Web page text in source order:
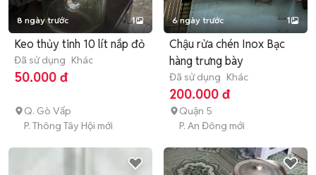
8 ngày trước 1
Keo thủy tinh 10 lít nắp đỏ
Đã sử dụng Khác
50.000 đ
Q. Gò Vấp
P. Thông Tây Hội mới
6 ngày trước 1
Chậu rửa chén Inox Bạc
hàng trưng bày
Đã sử dụng Khác
200.000 đ
Quận 5
P. An Đông mới